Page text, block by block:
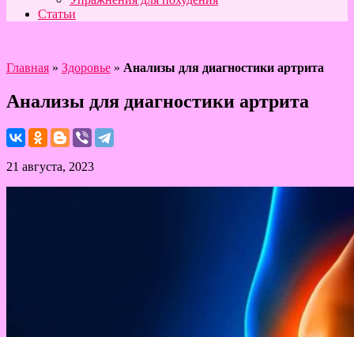
Статьи
Главная » Здоровье » Анализы для диагностики артрита
Анализы для диагностики артрита
21 августа, 2023